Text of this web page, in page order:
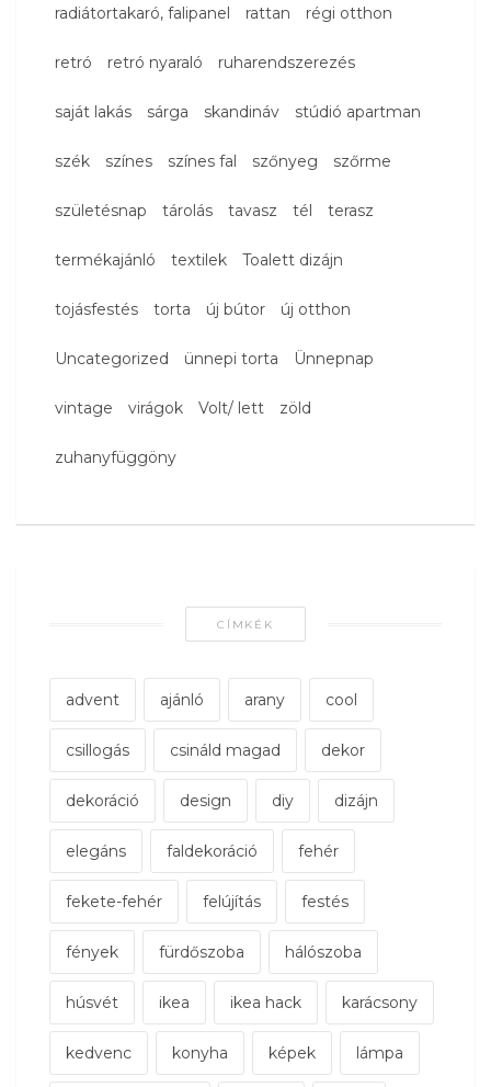
radiátortakaró, falipanel rattan régi otthon
retró retró nyaraló ruharendszerezés
saját lakás sárga skandináv stúdió apartman
szék színes színes fal szőnyeg szőrme
születésnap tárolás tavasz tél terasz
termékajánló textilek Toalett dizájn
tojásfestés torta új bútor új otthon
Uncategorized ünnepi torta Ünnepnap
vintage virágok Volt/ lett zöld
zuhanyfüggöny
CÍMKÉK
advent ajánló arany cool
csillogás csináld magad dekor
dekoráció design diy dizájn
elegáns faldekoráció fehér
fekete-fehér felújítás festés
fények fürdőszoba hálószoba
húsvét ikea ikea hack karácsony
kedvenc konyha képek lámpa